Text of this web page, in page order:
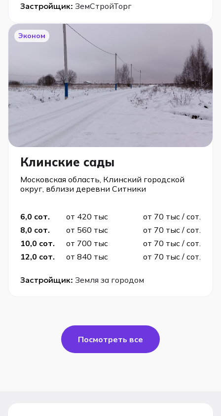
Застройщик: ЗемСтройТорг
Эконом
Клинские сады
Московская область, Клинский городской
округ, вблизи деревни Ситники
6,0 сот. от 420 тыс
от 70 тыс / сот.
8,0 сот.
от 560 тыс
от 70 тыс / сот.
10,0 сот.
от 700 тыс
от 70 тыс / сот.
12,0 сот.
от 840 тыс от 70 тыс / сот.
Застройщик: Земля за городом
Посмотреть все